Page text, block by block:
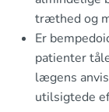
træthed og
Er
patienter
lægens
utilsigtede